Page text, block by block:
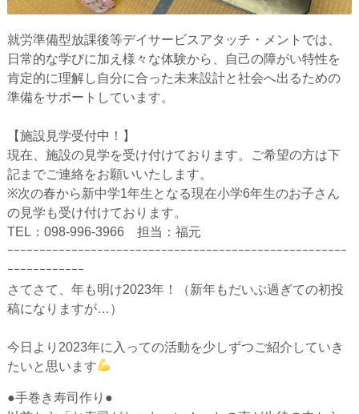
就労準備型放課後等デイサービスアタッチ・メントでは、
日常的な学びに加え様々な体験から、自己の障がい特性を
肯定的に理解し自分に合った未来設計と社会へ出るための
準備をサポートしています。
【施設見学受付中！】
現在、施設の見学を受け付けております。ご希望の方は下
記までご連絡をお願いいたします。
※次の春から新中学1年生となる現在小学6年生のお子さん
の見学も受け付けております。
TEL：098-996-3966 担当：福元
ｰｰｰｰｰｰｰｰｰｰｰｰｰｰｰｰｰｰｰｰｰｰｰｰｰｰｰｰｰｰｰｰｰｰｰｰｰｰｰｰｰｰｰｰｰｰｰｰｰｰｰｰｰ
ｰｰｰｰｰｰｰｰｰｰｰｰ
さてさて、年も明け2023年！（新年もだいぶ過ぎての初投
稿になりますが…）
今日より2023年に入っての活動を少しずつご紹介していき
たいと思います
●手巻き寿司作り●